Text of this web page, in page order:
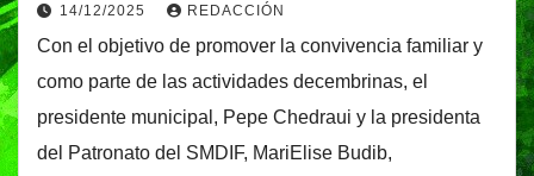
14/12/2025 REDACCIÓN
Con el objetivo de promover la convivencia familiar y
como parte de las actividades decembrinas, el
presidente municipal, Pepe Chedraui y la presidenta
del Patronato del SMDIF, MariElise Budib,